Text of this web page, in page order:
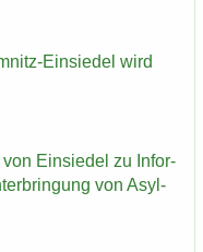
​Einsiedel wird
von Ein­sie­del zu In­for­
von Asyl­